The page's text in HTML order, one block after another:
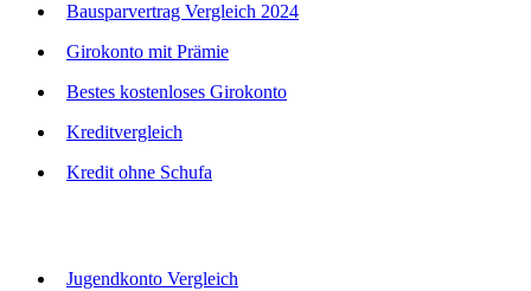
Bausparvertrag Vergleich 2024
Girokonto mit Prämie
Bestes kostenloses Girokonto
Kreditvergleich
Kredit ohne Schufa
Jugendkonto Vergleich